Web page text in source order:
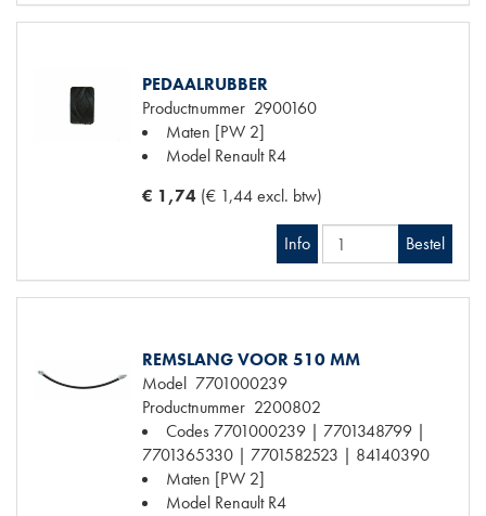
PEDAALRUBBER
Productnummer 2900160
Maten [PW 2]
Model Renault R4
€ 1,74 (€ 1,44 excl. btw)
Info Bestel
REMSLANG VOOR 510 MM
Model 7701000239
Productnummer 2200802
Codes 7701000239 | 7701348799 |
7701365330 | 7701582523 | 84140390
Maten [PW 2]
Model Renault R4